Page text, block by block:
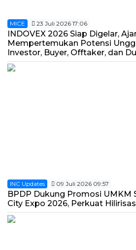
MICE 23 Juli 2026 17:06
INDOVEX 2026 Siap Digelar,
Mempertemukan Potensi
Investor, Buyer, Offtaker, dan
INC Updates 09 Juli 2026 09:57
BPDP Dukung Promosi UMKM
City Expo 2026, Perkuat